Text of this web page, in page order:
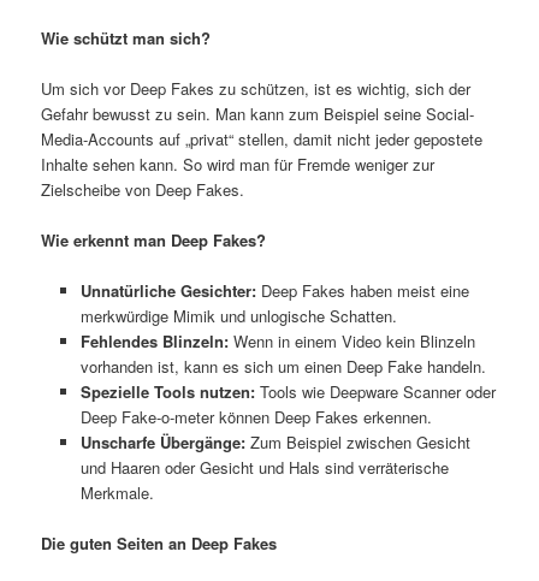
Wie schützt man sich?
Um sich vor Deep Fakes zu schützen, ist es wichtig, sich der
Gefahr bewusst zu sein. Man kann zum Beispiel seine Social-
Media-Accounts auf „privat“ stellen, damit nicht jeder gepostete
Inhalte sehen kann. So wird man für Fremde weniger zur
Zielscheibe von Deep Fakes.
Wie erkennt man Deep Fakes?
Unnatürliche Gesichter:Deep Fakes haben meist eine
merkwürdige Mimik und unlogische Schatten.
Fehlendes Blinzeln:Wenn in einem Video kein Blinzeln
vorhanden ist, kann es sich um einen Deep Fake handeln.
Spezielle Tools nutzen:Tools wie Deepware Scanner oder
Deep Fake-o-meter können Deep Fakes erkennen.
Unscharfe Übergänge:Zum Beispiel zwischen Gesicht
und Haaren oder Gesicht und Hals sind verräterische
Merkmale.
Die guten Seiten an Deep Fakes